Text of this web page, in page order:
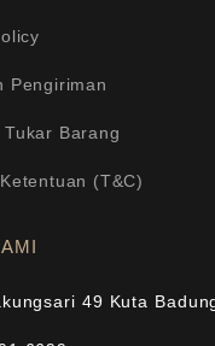
Pengiriman
Barang
(T&C)
49 Kuta